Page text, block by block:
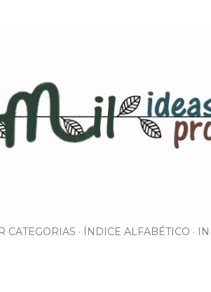
CATEGORIAS ÍNDICE ALFABÉTICO